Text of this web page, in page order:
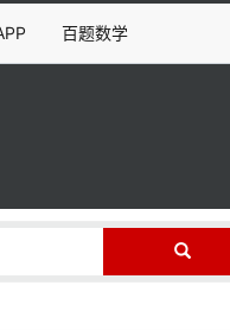
百题数学